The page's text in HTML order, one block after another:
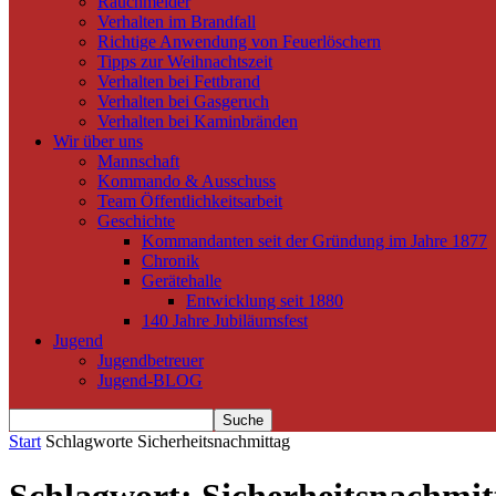
Verhalten im Brandfall
Richtige Anwendung von Feuerlöschern
Tipps zur Weihnachtszeit
Verhalten bei Fettbrand
Verhalten bei Gasgeruch
Verhalten bei Kaminbränden
Wir über uns
Mannschaft
Kommando & Ausschuss
Team Öffentlichkeitsarbeit
Geschichte
Kommandanten seit der Gründung im Jahre 1877
Chronik
Gerätehalle
Entwicklung seit 1880
140 Jahre Jubiläumsfest
Jugend
Jugendbetreuer
Jugend-BLOG
Start Schlagworte Sicherheitsnachmittag